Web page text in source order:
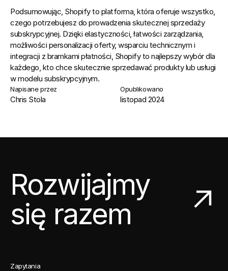
Podsumowując, Shopify to platforma, która oferuje wszystko,
czego potrzebujesz do prowadzenia skutecznej sprzedaży
subskrypcyjnej. Dzięki elastyczności, łatwości zarządzania,
możliwości personalizacji oferty, wsparciu technicznym i
integracji z bramkami płatności, Shopify to najlepszy wybór dla
każdego, kto chce skutecznie sprzedawać produkty lub usługi
w modelu subskrypcyjnym.
Napisane przez
Chris Stola
Opublikowano
listopad 2024
Rozwijajmy
się razem
Zapytania